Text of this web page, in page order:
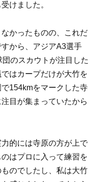
けました。
かったものの、これだ
から、アジアA3選手
のスカウトが注目した
はカープだけが大竹を
154kmをマークした寺
目が集まっていたから
的には寺原の方が上で
はプロに入って練習を
のでしたし、私は大竹